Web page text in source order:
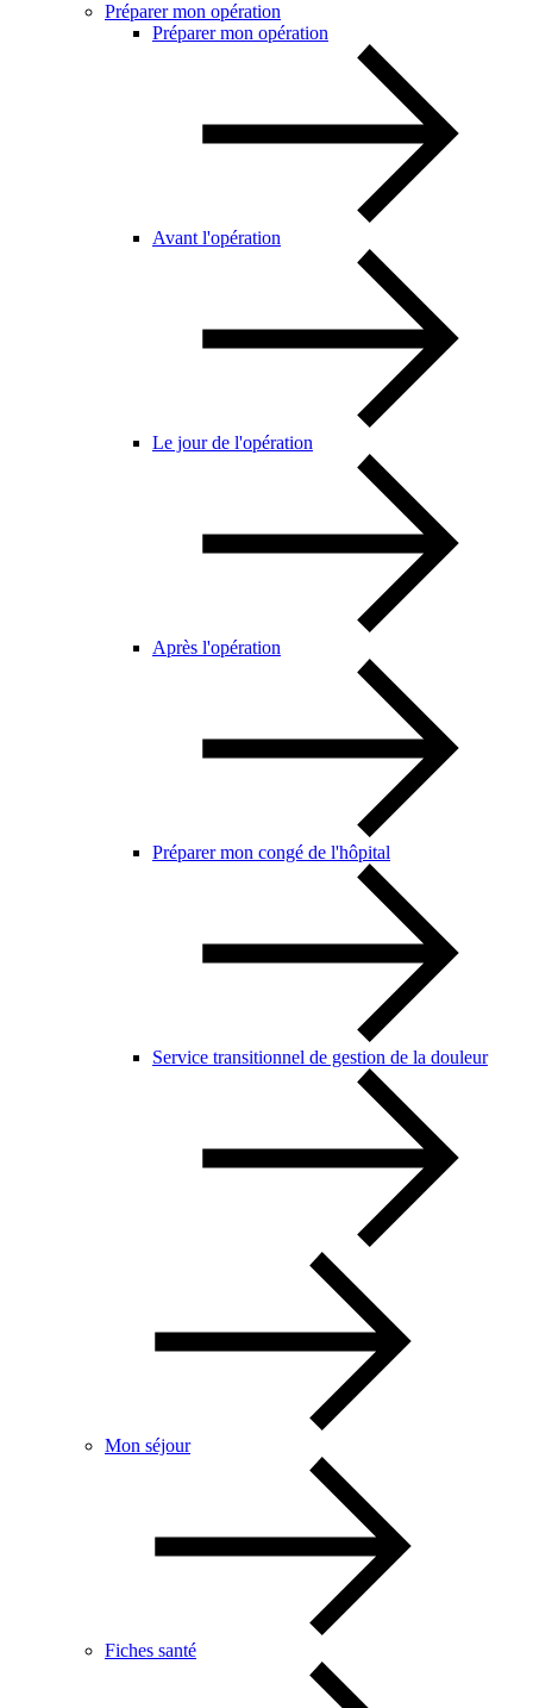
Préparer mon opération
Préparer mon opération
Avant l'opération
Le jour de l'opération
Après l'opération
Préparer mon congé de l'hôpital
Service transitionnel de gestion de la douleur
Mon séjour
Fiches santé